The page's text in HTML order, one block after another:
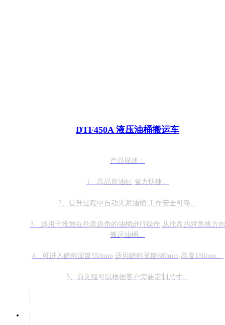
DTF450A 液压油桶搬运车
产品描述：
1、高品质油缸,省力快捷。
2、提升过程中自动夹紧油桶,工作安全可靠。
3、适用于堆放在托盘边角的油桶进行操作,从托盘的对角线方向
搬运油桶。
4、可进入磅称深度550mm,适用磅称宽度680mm,高度180mm。
5、前支腿可以根据客户需要定制尺寸。